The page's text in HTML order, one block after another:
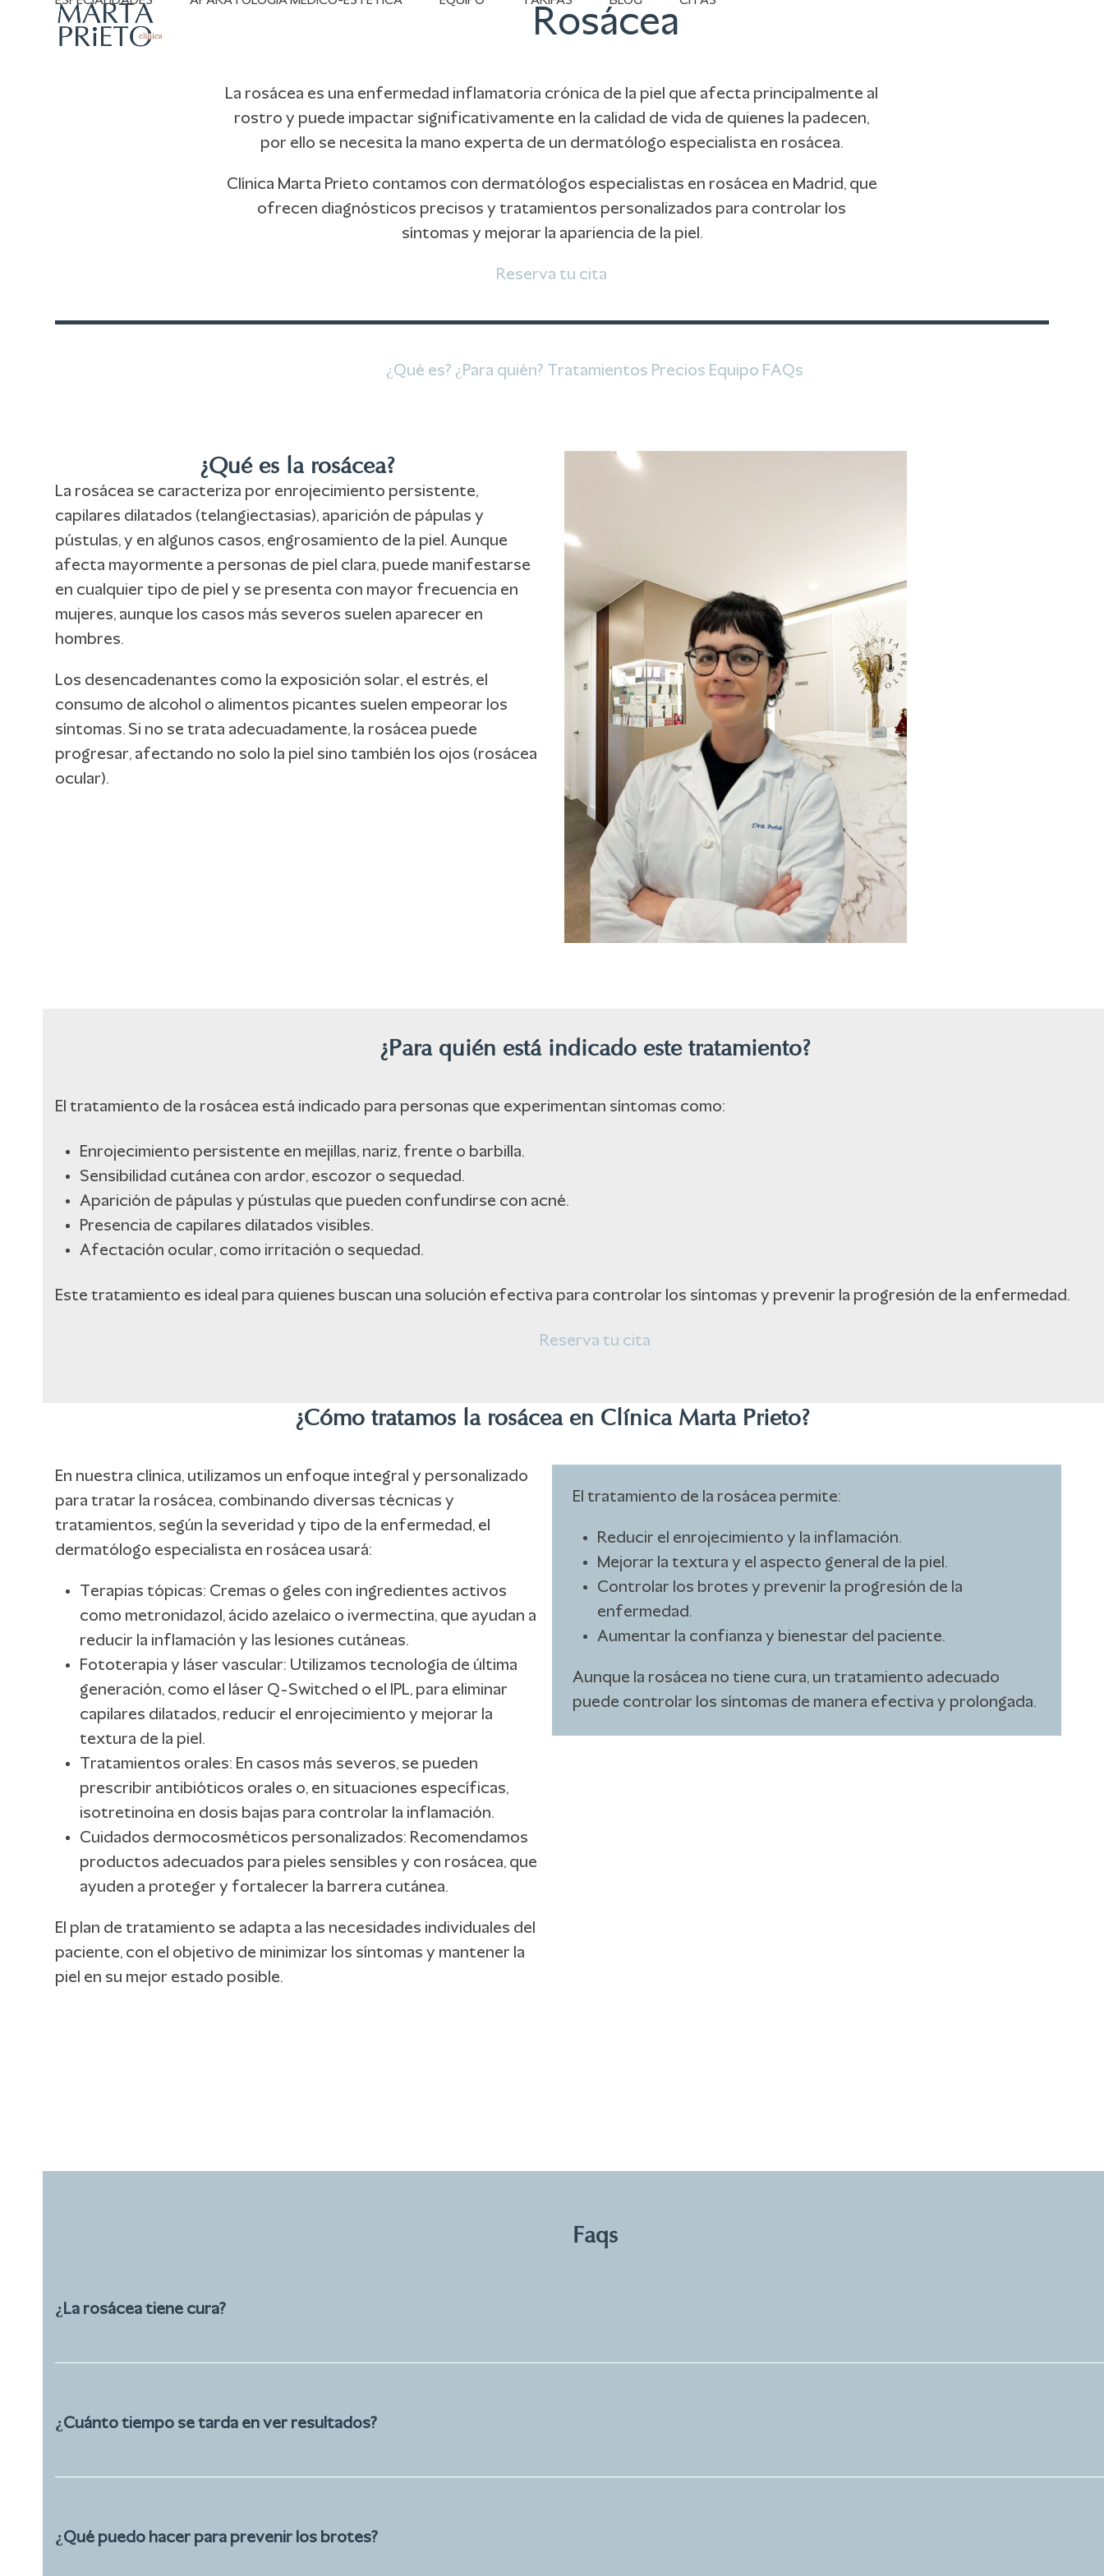
Rosácea
La rosácea es una enfermedad inflamatoria crónica de la piel que afecta principalmente al
rostro y puede impactar significativamente en la calidad de vida de quienes la padecen,
por ello se necesita la mano experta de un dermatólogo especialista en rosácea.
Clínica Marta Prieto contamos con dermatólogos especialistas en rosácea en Madrid, que
ofrecen diagnósticos precisos y tratamientos personalizados para controlar los
síntomas y mejorar la apariencia de la piel.
Reserva tu cita
¿Qué es? ¿Para quién? Tratamientos Precios Equipo FAQs
¿Qué es la rosácea?
La rosácea se caracteriza por enrojecimiento persistente,
capilares dilatados (telangiectasias), aparición de pápulas y
pústulas, y en algunos casos, engrosamiento de la piel. Aunque
afecta mayormente a personas de piel clara, puede manifestarse
en cualquier tipo de piel y se presenta con mayor frecuencia en
mujeres, aunque los casos más severos suelen aparecer en
hombres.
Los desencadenantes como la exposición solar, el estrés, el
consumo de alcohol o alimentos picantes suelen empeorar los
síntomas. Si no se trata adecuadamente, la rosácea puede
progresar, afectando no solo la piel sino también los ojos (rosácea
ocular).
¿Para quién está indicado este tratamiento?
El tratamiento de la rosácea está indicado para personas que experimentan síntomas como:
Enrojecimiento persistente en mejillas, nariz, frente o barbilla.
Sensibilidad cutánea con ardor, escozor o sequedad.
Aparición de pápulas y pústulas que pueden confundirse con acné.
Presencia de capilares dilatados visibles.
Afectación ocular, como irritación o sequedad.
Este tratamiento es ideal para quienes buscan una solución efectiva para controlar los síntomas y prevenir la progresión de la enfermedad.
Reserva tu cita
¿Cómo tratamos la rosácea en Clínica Marta Prieto?
En nuestra clínica, utilizamos un enfoque integral y personalizado
para tratar la rosácea, combinando diversas técnicas y
tratamientos, según la severidad y tipo de la enfermedad, el
dermatólogo especialista en rosácea usará:
Terapias tópicas: Cremas o geles con ingredientes activos
como metronidazol, ácido azelaico o ivermectina, que ayudan a
reducir la inflamación y las lesiones cutáneas.
Fototerapia y láser vascular: Utilizamos tecnología de última
generación, como el láser Q-Switched o el IPL, para eliminar
capilares dilatados, reducir el enrojecimiento y mejorar la
textura de la piel.
Tratamientos orales: En casos más severos, se pueden
prescribir antibióticos orales o, en situaciones específicas,
isotretinoína en dosis bajas para controlar la inflamación.
Cuidados dermocosméticos personalizados: Recomendamos
productos adecuados para pieles sensibles y con rosácea, que
ayuden a proteger y fortalecer la barrera cutánea.
El plan de tratamiento se adapta a las necesidades individuales del
paciente, con el objetivo de minimizar los síntomas y mantener la
piel en su mejor estado posible.
El tratamiento de la rosácea permite:
Reducir el enrojecimiento y la inflamación.
Mejorar la textura y el aspecto general de la piel.
Controlar los brotes y prevenir la progresión de la
enfermedad.
Aumentar la confianza y bienestar del paciente.
Aunque la rosácea no tiene cura, un tratamiento adecuado
puede controlar los síntomas de manera efectiva y prolongada.
Faqs
¿La rosácea tiene cura?
¿Cuánto tiempo se tarda en ver resultados?
¿Qué puedo hacer para prevenir los brotes?